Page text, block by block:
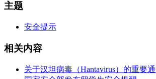
主题
安全提示
相关内容
关于汉坦病毒（Hantavirus）的重要